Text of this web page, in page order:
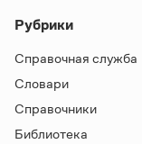
Рубрики
Справочная служба
Словари
Справочники
Библиотека